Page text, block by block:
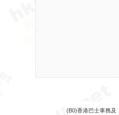
(B0)香港巴士車務及